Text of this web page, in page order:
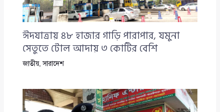
ঈদযাত্রায় ৪৮ হাজার গাড়ি পারাপার, যমুনা
সেতুতে টোল আদায় ৩ কোটির বেশি
জাতীয়,সারাদেশ